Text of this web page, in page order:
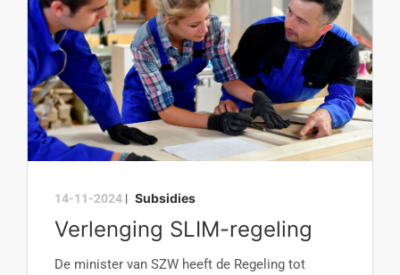
14-11-2024 | Subsidies
Verlenging SLIM-regeling
De minister van SZW heeft de Regeling tot